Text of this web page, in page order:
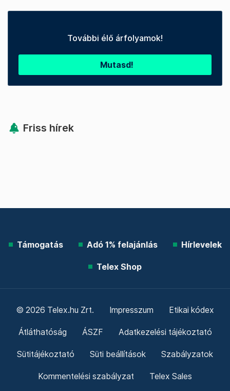
További élő árfolyamok!
Mutasd!
Friss hírek
Támogatás Adó 1% felajánlás Hírlevelek
Telex Shop
© 2026 Telex.hu Zrt. Impresszum Etikai kódex
Átláthatóság ÁSZF Adatkezelési tájékoztató
Sütitájékoztató Süti beállítások Szabályzatok
Kommentelési szabályzat Telex Sales